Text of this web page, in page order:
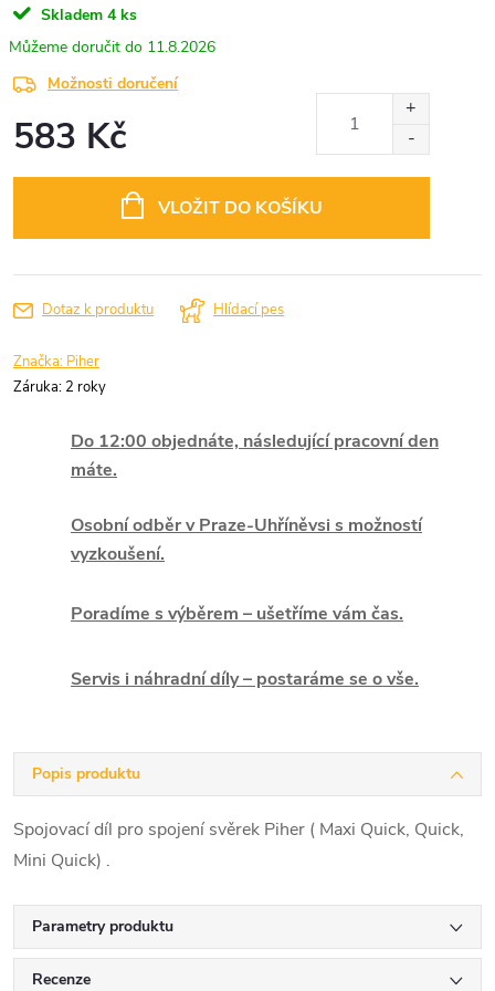
Skladem 4 ks
11.8.2026
Možnosti doručení
583 Kč
VLOŽIT DO KOŠÍKU
Dotaz k produktu Hlídací pes
Značka: Piher
Záruka: 2 roky
Do 12:00 objednáte, následující pracovní den
máte.
Osobní odběr v Praze-Uhříněvsi s možností
vyzkoušení.
Poradíme s výběrem – ušetříme vám čas.
Servis i náhradní díly – postaráme se o vše.
Popis produktu
Spojovací díl pro spojení svěrek Piher ( Maxi Quick, Quick,
Mini Quick) .
Parametry produktu
Recenze